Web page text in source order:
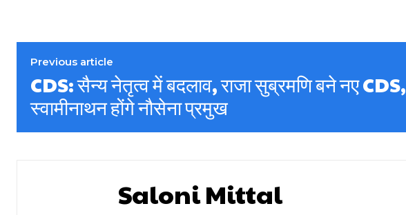
Previous article
CDS: सैन्य नेतृत्व में बदलाव, राजा सुब्रमणि बने नए CDS,
स्वामीनाथन होंगे नौसेना प्रमुख
Saloni Mittal